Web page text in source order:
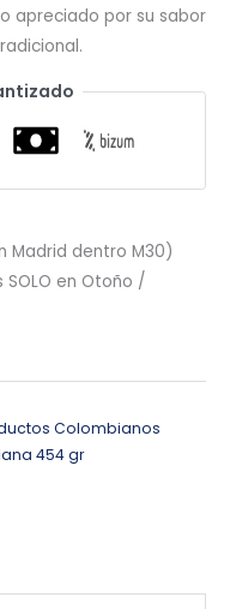
apreciado por su sabor
Madrid dentro M30)
en Otoño /
Colombianos
454 gr